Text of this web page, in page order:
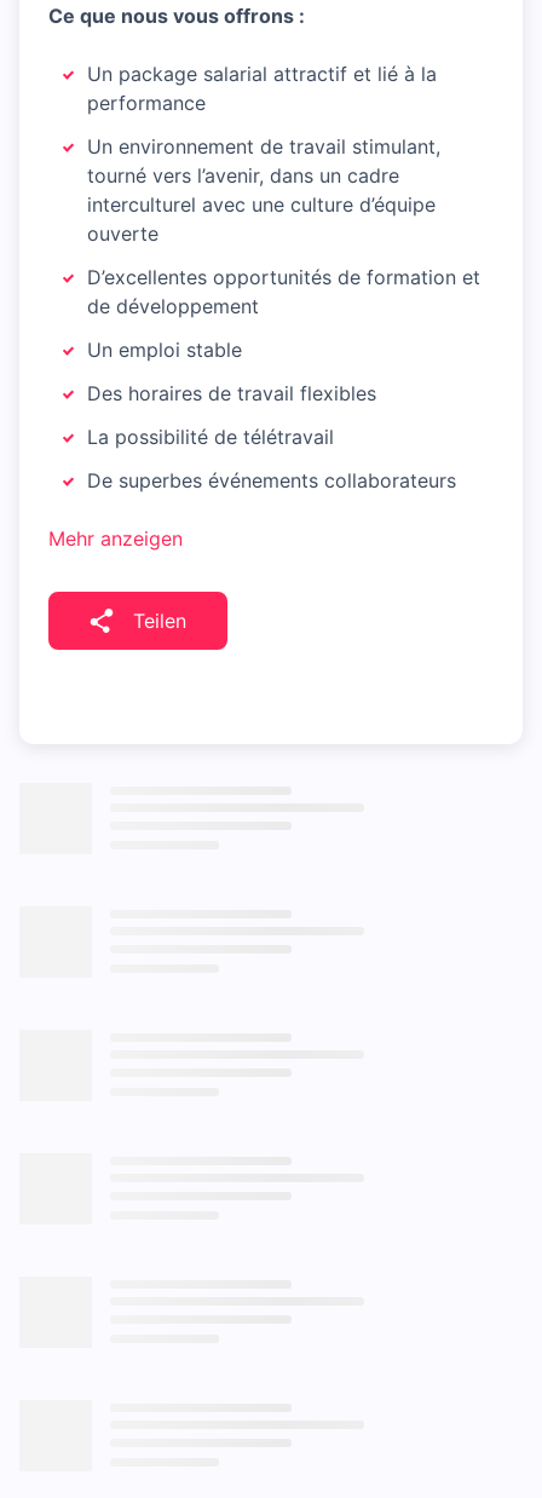
Ce que nous vous offrons :
Un package salarial attractif et lié à la
performance
Un environnement de travail stimulant,
tourné vers l’avenir, dans un cadre
interculturel avec une culture d’équipe
ouverte
D’excellentes opportunités de formation et
de développement
Un emploi stable
Des horaires de travail flexibles
La possibilité de télétravail
De superbes événements collaborateurs
Mehr anzeigen
Teilen